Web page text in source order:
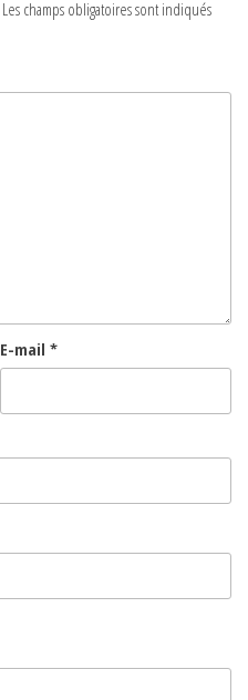
Les champs obligatoires sont indiqués
E-mail *